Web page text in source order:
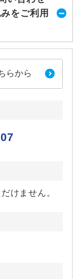
をご利用
らから
けません。